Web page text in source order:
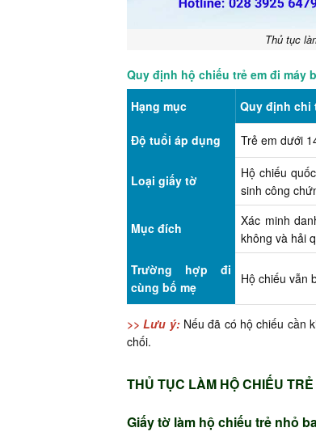
Thủ tục
Quy định hộ chiếu trẻ em đi máy
Hạng mục
Quy định chi
Độ tuổi áp dụng Trẻ em dưới
Loại giấy tờ
Hộ chiếu
sinh công
Mục đích
Xác minh
không và hải
Trường hợp đi
cùng bố mẹ
Hộ chiếu vẫn
>> Lưu ý: Nếu đã có hộ chiếu cần
chối.
THỦ TỤC LÀM HỘ CHIẾU
Giấy tờ làm hộ chiếu trẻ nhỏ